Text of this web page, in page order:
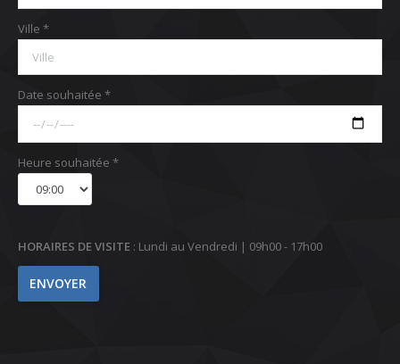
Ville *
Date souhaitée *
Heure souhaitée *
HORAIRES DE VISITE : Lundi au Vendredi | 09h00 - 17h00